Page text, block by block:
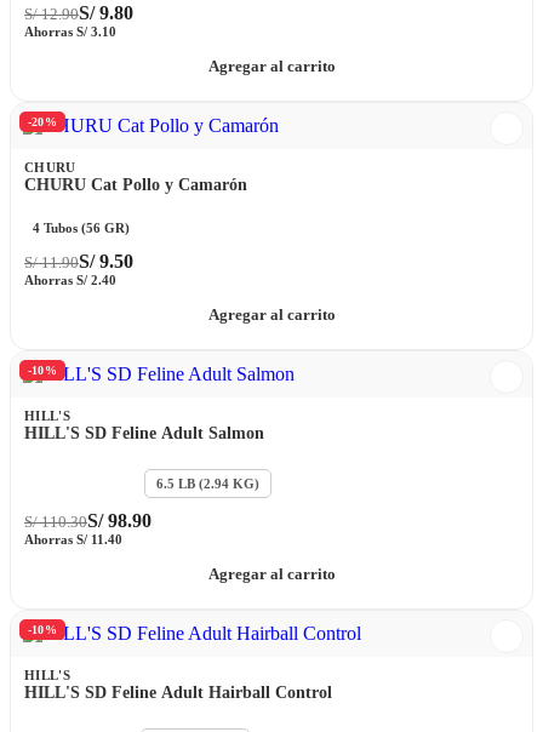
S/12.90S/9.80
Ahorras S/ 3.10
Agregar al carrito
-20%
CHURU
CHURU Cat Pollo y Camarón
4 Tubos (56 GR)
S/11.90S/9.50
Ahorras S/ 2.40
Agregar al carrito
-10%
HILL'S
HILL'S SD Feline Adult Salmon
6.5 LB (2.94 KG)
S/110.30S/98.90
Ahorras S/ 11.40
Agregar al carrito
-10%
HILL'S
HILL'S SD Feline Adult Hairball Control